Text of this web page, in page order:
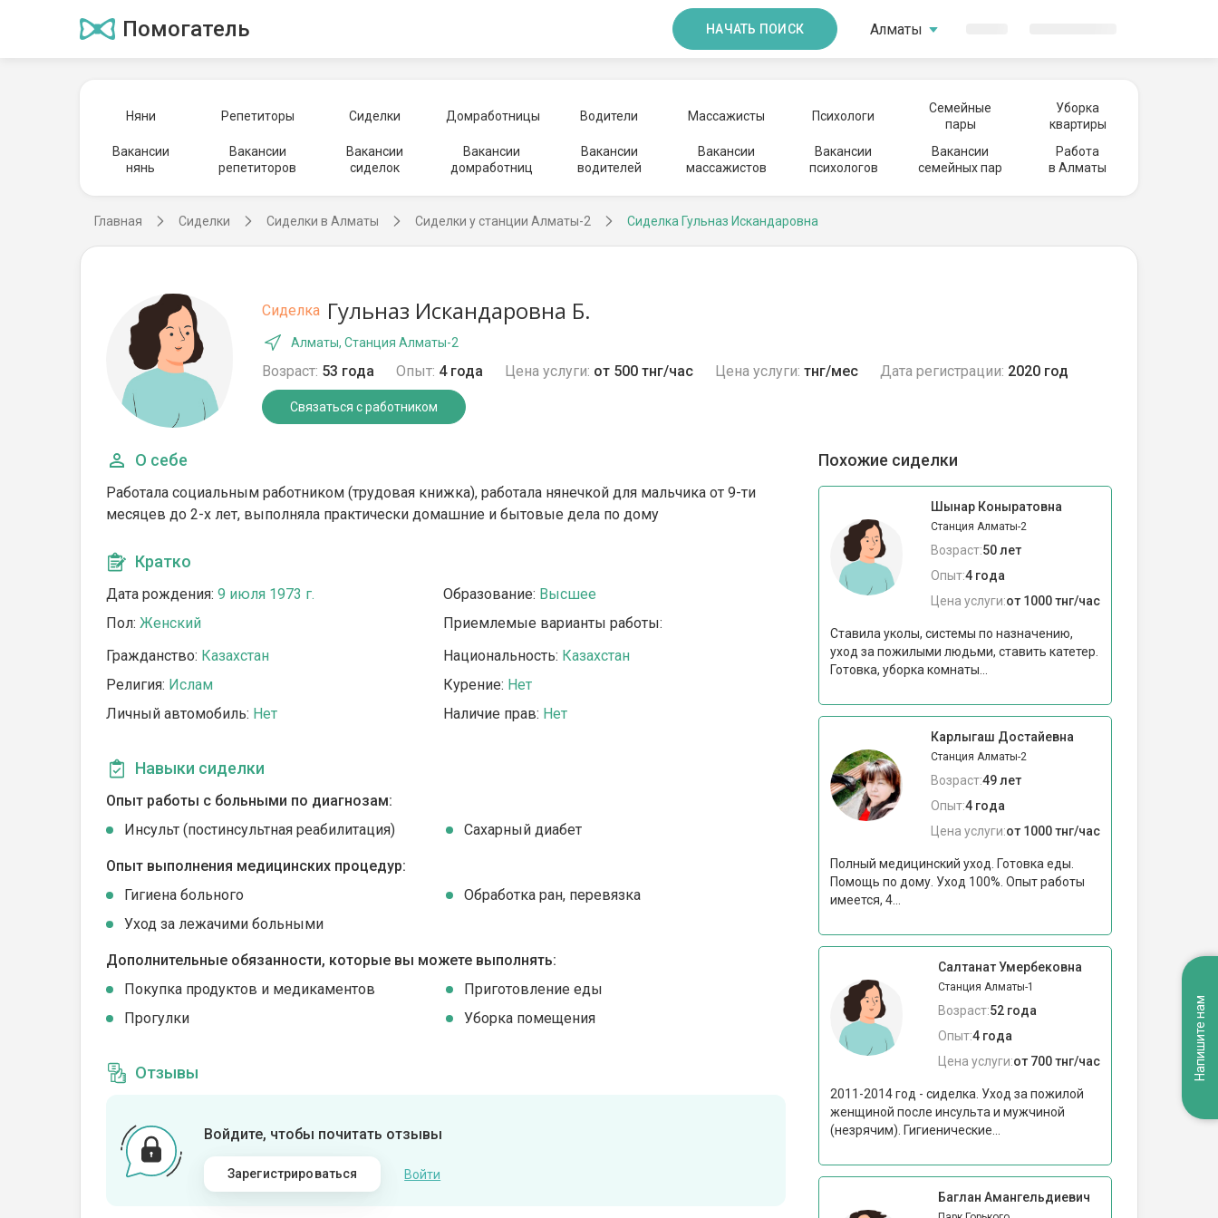
Помогатель НАЧАТЬ ПОИСК Алматы
Няни Репетиторы Сиделки Домработницы Водители Массажисты Психологи
Семейные
пары
Уборка
квартиры
Вакансии
нянь
Вакансии
репетиторов
Вакансии
сиделок
Вакансии
домработниц
Вакансии
водителей
Вакансии
массажистов
Вакансии
психологов
Вакансии
семейных пар
Работа
в Алматы
Главная Сиделки Сиделки в Алматы Сиделки у станции Алматы-2 Сиделка Гульназ Искандаровна
Сиделка Гульназ Искандаровна Б.
Алматы, Станция Алматы-2
Возраст: 53 года Опыт: 4 года Цена услуги: от 500 тнг/час Цена услуги: тнг/мес Дата регистрации: 2020 год
Связаться с работником
О себе
Работала социальным работником (трудовая книжка), работала нянечкой для мальчика от 9-ти
месяцев до 2-х лет, выполняла практически домашние и бытовые дела по дому
Кратко
Дата рождения: 9 июля 1973 г. Образование: Высшее
Пол: Женский
Приемлемые варианты работы:
Гражданство: Казахстан Национальность: Казахстан
Религия: Ислам Курение: Нет
Личный автомобиль: Нет Наличие прав: Нет
Навыки сиделки
Опыт работы с больными по диагнозам:
Инсульт (постинсультная реабилитация)
Сахарный диабет
Опыт выполнения медицинских процедур:
Гигиена больного
Обработка ран, перевязка
Уход за лежачими больными
Дополнительные обязанности, которые вы можете выполнять:
Покупка продуктов и медикаментов
Приготовление еды
Прогулки
Уборка помещения
Отзывы
Войдите, чтобы почитать отзывы
Зарегистрироваться Войти
Похожие сиделки
Шынар Коныратовна
Станция Алматы-2
Возраст:50 лет
Опыт:4 года
Цена услуги:от 1000 тнг/час
Ставила уколы, системы по назначению,
уход за пожилыми людьми, ставить катетер.
Готовка, уборка комнаты...
Карлыгаш Достайевна
Станция Алматы-2
Возраст:49 лет
Опыт:4 года
Цена услуги:от 1000 тнг/час
Полный медицинский уход. Готовка еды.
Помощь по дому. Уход 100%. Опыт работы
имеется, 4...
Салтанат Умербековна
Станция Алматы-1
Возраст:52 года
Опыт:4 года
Цена услуги:от 700 тнг/час
2011-2014 год - сиделка. Уход за пожилой
женщиной после инсульта и мужчиной
(незрячим). Гигиенические...
Баглан Амангельдиевич
Напишите нам